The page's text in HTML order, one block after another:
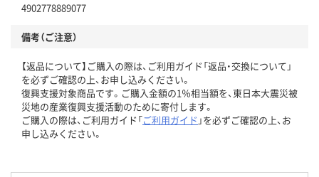
4902778889077
備考（ご注意）
【返品について】ご購入の際は、ご利用ガイド「返品・交換について」
を必ずご確認の上、お申し込みください。
復興支援対象商品です。ご購入金額の1％相当額を、東日本大震災被
災地の産業復興支援活動のために寄付します。
ご購入の際は、ご利用ガイド「ご利用ガイド 」を必ずご確認の上、お
申し込みください。